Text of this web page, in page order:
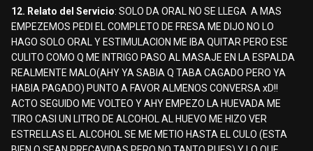
12. Relato del Servicio: SOLO DA ORAL NO SE LLEGA A MAS
EMPEZEMOS PEDI EL COMPLETO DE FRESA ME DIJO NO LO
HAGO SOLO ORAL Y ESTIMULACION ME IBA QUITAR PERO ESE
CULITO COMO Q ME INTRIGO PASO AL MASAJE EN LA ESPALDA
REALMENTE MALO(AHY YA SABIA Q TABA CAGADO PERO YA
HABIA PAGADO) PUNTO A FAVOR ALMENOS CONVERSA xD!!
ACTO SEGUIDO ME VOLTEO Y AHY EMPEZO LA HUEVADA ME
TIRO CASI UN LITRO DE ALCOHOL AL HUEVO ME HIZO VER
ESTRELLAS EL ALCOHOL SE ME METIO HASTA EL CULO (ESTA